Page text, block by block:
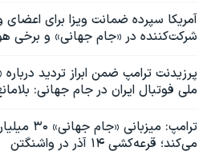
آمریکا سپرده ضمانت ویزا برای
شرکت‌کننده در «جام جهانی» و برخی
پرزیدنت ترامپ ضمن ابراز تردید
ملی فوتبال ایران در جام جهانی:
ترامپ:
می‌کند؛ قرعه‌کشی ۱۴ آذر در واشنگتن